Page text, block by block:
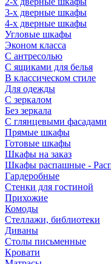
3-х дверные шкафы
4-х дверные шкафы
Угловые шкафы
Эконом класса
С антресолью
С ящиками для белья
В классическом стиле
Для одежды
С зеркалом
Без зеркала
С глянцевыми фасадами
Прямые шкафы
Готовые шкафы
Шкафы на заказ
Шкафы распашные -
Гардеробные
Стенки для гостиной
Прихожие
Комоды
Стеллажи, библиотеки
Диваны
Столы письменные
Кровати